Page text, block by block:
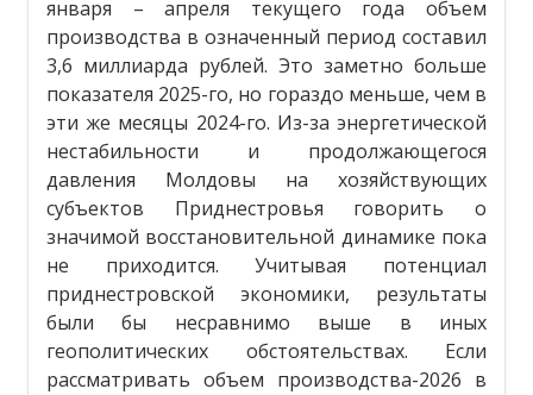
января – апреля текущего года объем
производства в означенный период составил
3,6 миллиарда рублей. Это заметно больше
показателя 2025-го, но гораздо меньше, чем в
эти же месяцы 2024-го. Из-за энергетической
нестабильности и продолжающегося
давления Молдовы на хозяйствующих
субъектов Приднестровья говорить о
значимой восстановительной динамике пока
не приходится. Учитывая потенциал
приднестровской экономики, результаты
были бы несравнимо выше в иных
геополитических обстоятельствах. Если
рассматривать объем производства-2026 в